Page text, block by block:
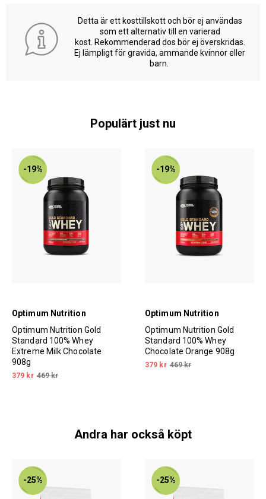
Detta är ett kosttillskott och bör ej användas
som ett alternativ till en varierad
kost. Rekommenderad dos bör ej överskridas.
Ej lämpligt för gravida, ammande kvinnor eller
barn.
Populärt just nu
-19%
Optimum Nutrition
Optimum Nutrition Gold
Standard 100% Whey
Extreme Milk Chocolate
908g
379 kr 469 kr
-19%
Optimum Nutrition
Optimum Nutrition Gold
Standard 100% Whey
Chocolate Orange 908g
379 kr 469 kr
Andra har också köpt
-25% -25%